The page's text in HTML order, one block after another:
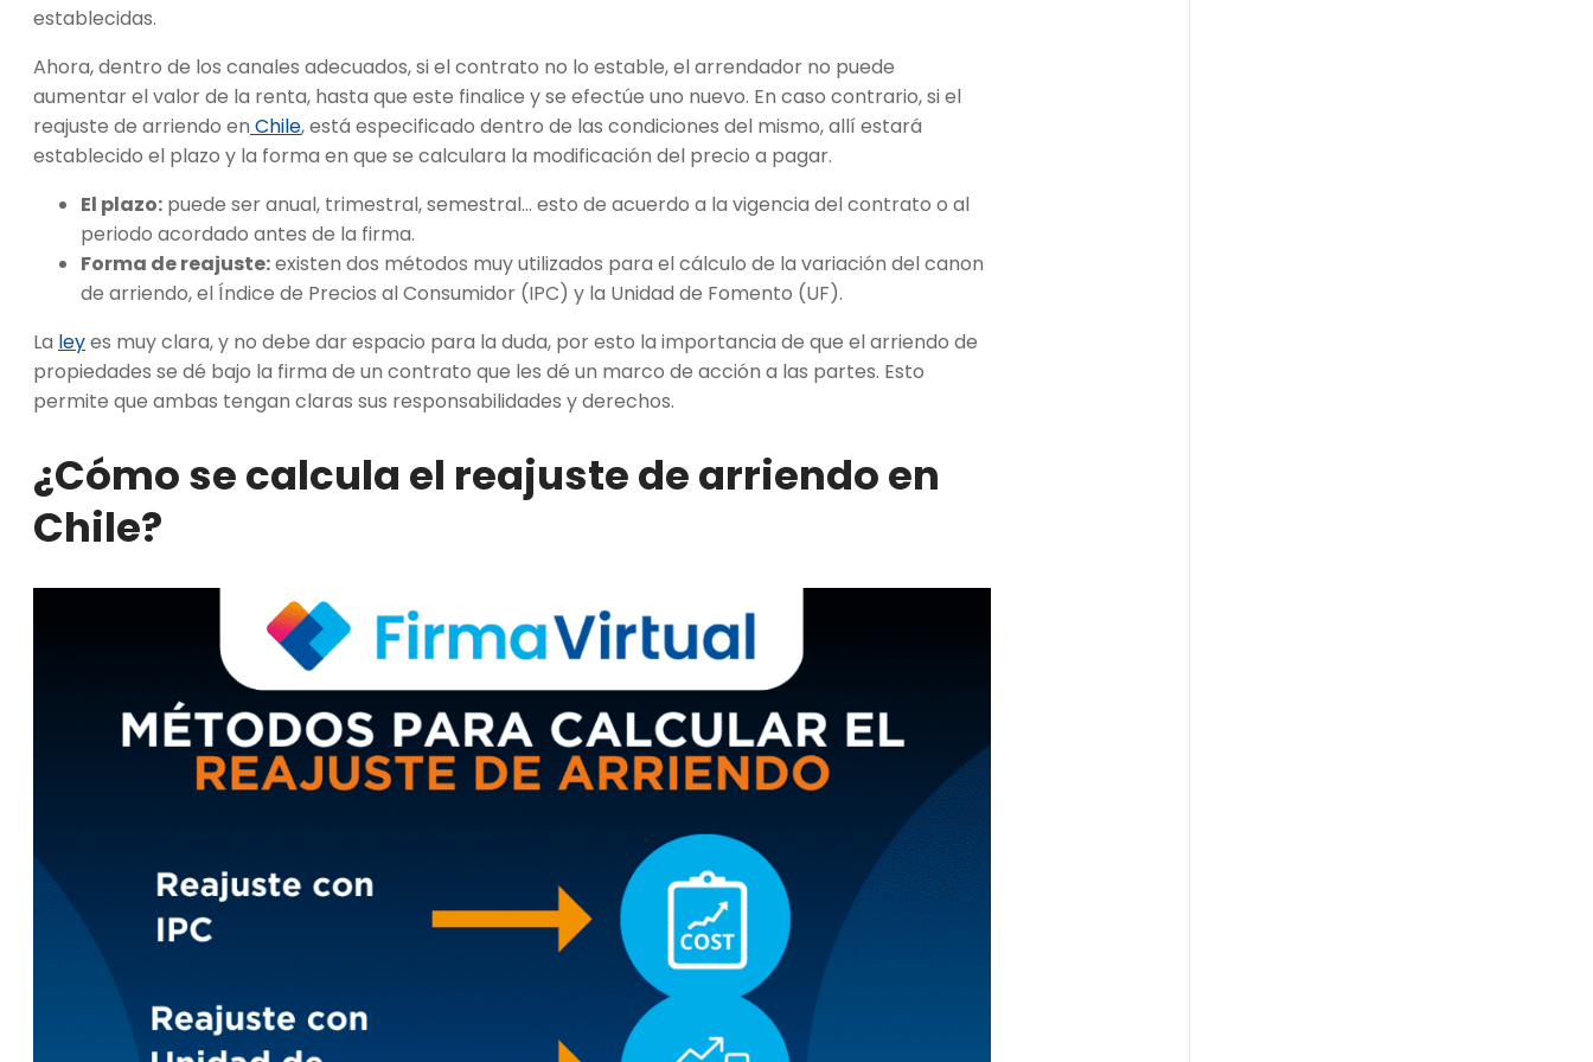
establecidas.
Ahora, dentro de los canales adecuados, si el contrato no lo estable, el arrendador no puede
aumentar el valor de la renta, hasta que este finalice y se efectúe uno nuevo. En caso contrario, si el
reajuste de arriendo en Chile, está especificado dentro de las condiciones del mismo, allí estará
establecido el plazo y la forma en que se calculara la modificación del precio a pagar.
El plazo: puede ser anual, trimestral, semestral… esto de acuerdo a la vigencia del contrato o al
periodo acordado antes de la firma.
Forma de reajuste:existen dos métodos muy utilizados para el cálculo de la variación del canon
de arriendo, el Índice de Precios al Consumidor (IPC) y la Unidad de Fomento (UF).
La leyes muy clara, y no debe dar espacio para la duda, por esto la importancia de que el arriendo de
propiedades se dé bajo la firma de un contrato que les dé un marco de acción a las partes. Esto
permite que ambas tengan claras sus responsabilidades y derechos.
¿Cómo se calcula el reajuste de arriendo en
Chile?